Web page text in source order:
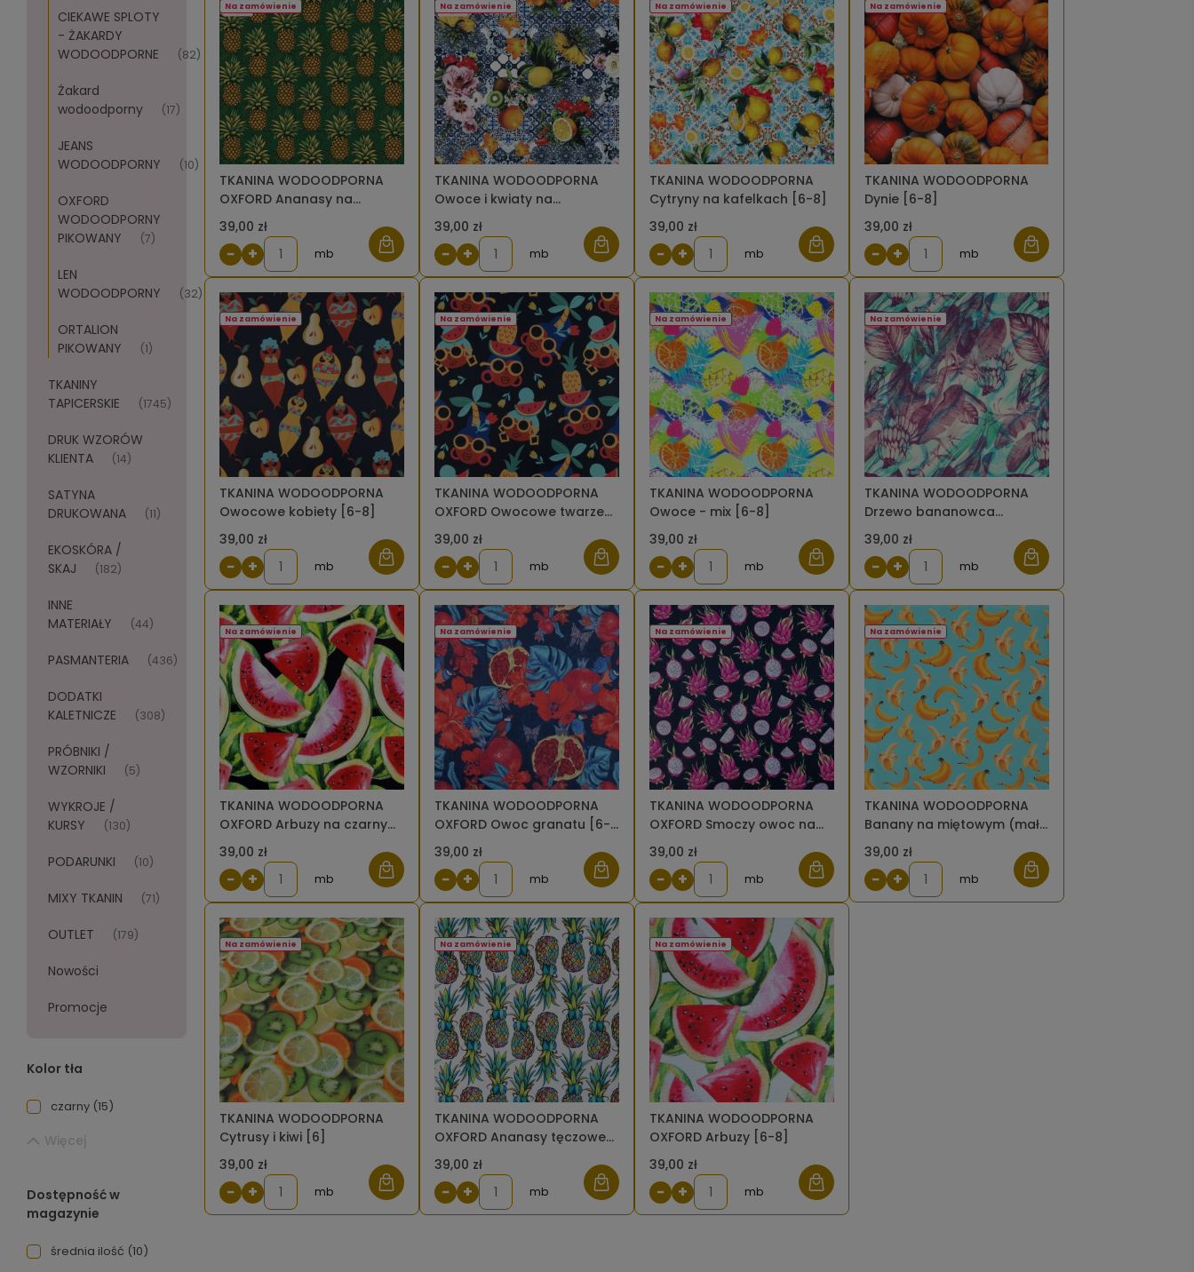
CIEKAWE SPLOTY
- ŻAKARDY
WODOODPORNE
(82)
Żakard
wodoodporny
(17)
JEANS
WODOODPORNY
(10)
OXFORD
WODOODPORNY
PIKOWANY
(7)
LEN
WODOODPORNY
(32)
ORTALION
PIKOWANY
(1)
TKANINY
TAPICERSKIE
(1745)
DRUK WZORÓW
KLIENTA
(14)
SATYNA
DRUKOWANA
(11)
EKOSKÓRA /
SKAJ
(182)
INNE
MATERIAŁY
(44)
PASMANTERIA (436)
DODATKI
KALETNICZE
(308)
PRÓBNIKI /
WZORNIKI
(5)
WYKROJE /
KURSY
(130)
PODARUNKI (10)
MIXY TKANIN (71)
OUTLET (179)
Nowości
Promocje
Kolor tła
czarny (15)
Więcej
Dostępność w
magazynie
średnia ilość (10)
TKANINA WODOODPORNA
OXFORD Ananasy na
zielonym [6]
39,00 zł
Na zamówienie
− + mb
TKANINA WODOODPORNA
Owoce i kwiaty na
kafelkach [6-8]
39,00 zł
Na zamówienie
− + mb
TKANINA WODOODPORNA
Cytryny na kafelkach [6-8]
39,00 zł
Na zamówienie
− + mb
TKANINA WODOODPORNA
Dynie [6-8]
39,00 zł
Na zamówienie
− + mb
TKANINA WODOODPORNA
Owocowe kobiety [6-8]
39,00 zł
Na zamówienie
− + mb
TKANINA WODOODPORNA
OXFORD Owocowe twarze
[6-8]
39,00 zł
Na zamówienie
− + mb
TKANINA WODOODPORNA
Owoce - mix [6-8]
39,00 zł
Na zamówienie
− + mb
TKANINA WODOODPORNA
Drzewo bananowca
fioletowe [6-8]
39,00 zł
Na zamówienie
− + mb
TKANINA WODOODPORNA
OXFORD Arbuzy na czarnym
[6-8]
39,00 zł
Na zamówienie
− + mb
TKANINA WODOODPORNA
OXFORD Owoc granatu [6-
8]
39,00 zł
Na zamówienie
− + mb
TKANINA WODOODPORNA
OXFORD Smoczy owoc na
czarnym (mały wzór) [6]
39,00 zł
Na zamówienie
− + mb
TKANINA WODOODPORNA
Banany na miętowym (mały
wzór)[6-8]
39,00 zł
Na zamówienie
− + mb
TKANINA WODOODPORNA
Cytrusy i kiwi [6]
39,00 zł
Na zamówienie
− + mb
TKANINA WODOODPORNA
OXFORD Ananasy tęczowe
[6-8]
39,00 zł
Na zamówienie
− + mb
TKANINA WODOODPORNA
OXFORD Arbuzy [6-8]
39,00 zł
Na zamówienie
− + mb